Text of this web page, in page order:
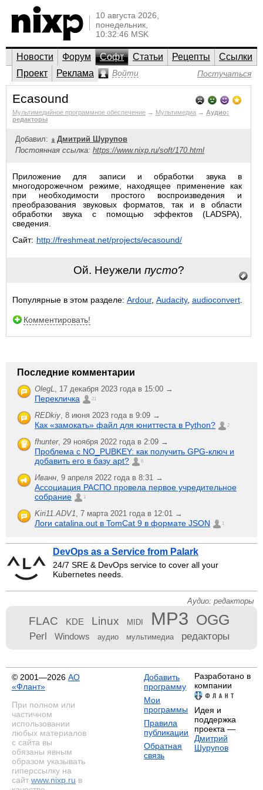
10 августа 2026,
понедельник,
10:32:46 MSK
Новости Форум Софт Статьи Рецепты
Ссылки
Проект
Реклама Войти Постучаться
Ecasound
Мультимедийное программное обеспечение → Мультимедиа → Аудио:
редакторы
Добавил:
Дмитрий Шурупов
Постоянная ссылка: https://www.nixp.ru/soft/170.html
Приложение для записи и обработки звука в
многодорожечном режиме, находящее применение как
при необходимости простого воспроизведения и
преобразования звуковых форматов, так и в области
обработки звука с помощью эффектов (LADSPA),
сведения.
Сайт: http://freshmeat.net/projects/ecasound/
Ой. Неужели пусто?
Популярные в этом разделе: Ardour, Audacity, audioconvert
Комментировать!
Последние комментарии
OlegL, 17 декабря 2023 года в 15:00 →
Перекличка 21
REDkiy, 8 июня 2023 года в 9:09 →
Как «замокать» файл для юниттеста в Python? 2
fhunter, 29 ноября 2022 года в 2:09 →
Проблема с NO_PUBKEY: как получить GPG-ключ и
добавить его в базу apt?
6
Иванн, 9 апреля 2022 года в 8:31 →
Ассоциация РАСПО провела первое учредительное
собрание
1
Kiri11.ADV1, 7 марта 2021 года в 12:01 →
Логи catalina.out в TomCat 9 в формате JSON 1
DevOps as a Service from Palark
24/7 SRE & DevOps service to cover all your
Kubernetes needs.
Аудио: редакторы
FLAC KDE Linux MIDI MP3 OGG
Perl Windows аудио мультимедиа редакторы
© 2001—2026 АО
«Флант»
При полном или
частичном
использовании
любых материалов
с сайта вы
обязаны явным
образом указывать
гиперссылку на
сайт www.nixp.ru в
Добавить
программу
Мои
программы
Правила
публикации
Обратная
связь
Разработано в
компании
Идея и
поддержка
проекта —
Дмитрий
Шурупов